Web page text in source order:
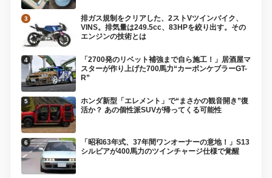
排ガス規制をクリアした、2ストVツインバイク、
VINS。排気量は249.5cc、83HPを絞り出す。その
エンジンの技術とは
「2700発のリベット補強まで自ら施工！」居酒屋マ
スターが作り上げた700馬力“カーボンケブラーGT-
R”
ホンダ新型「エレメント」で“まさかの観音開き”復
活か？ あの個性派SUVが帰ってくる可能性
「昭和63年式、37年間ワンオーナーの意地！」S13
シルビアが400馬力のツインチャージ仕様で覚醒